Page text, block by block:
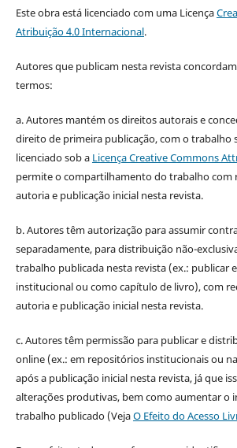
Este obra está licenciado com uma Licença
Atribuição 4.0 Internacional.
Autores que publicam nesta revista
termos:
a. Autores mantém os direitos autorais e
direito de primeira publicação, com o trabalho
licenciado sob a Licença Creative Commons
permite o compartilhamento do trabalho com
autoria e publicação inicial nesta revista.
b. Autores têm autorização para assumir
separadamente, para distribuição não-
trabalho publicada nesta revista (ex.: publicar
institucional ou como capítulo de livro), com
autoria e publicação inicial nesta revista.
c. Autores têm permissão para publicar e
online (ex.: em repositórios institucionais ou
após a publicação inicial nesta revista, já que
alterações produtivas, bem como aumentar o
trabalho publicado (VejaO Efeito do Acesso